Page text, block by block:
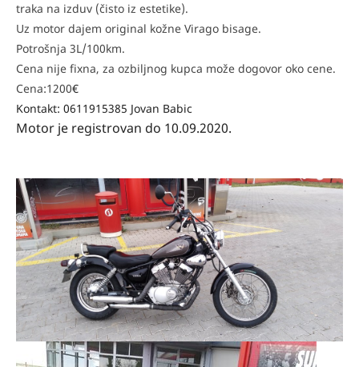
traka na izduv (čisto iz estetike).
Uz motor dajem original kožne Virago bisage.
Potrošnja 3L/100km.
Cena nije fixna, za ozbiljnog kupca može dogovor oko cene.
Cena:1200€
Kontakt: 0611915385 Jovan Babic
Motor je registrovan do 10.09.2020.